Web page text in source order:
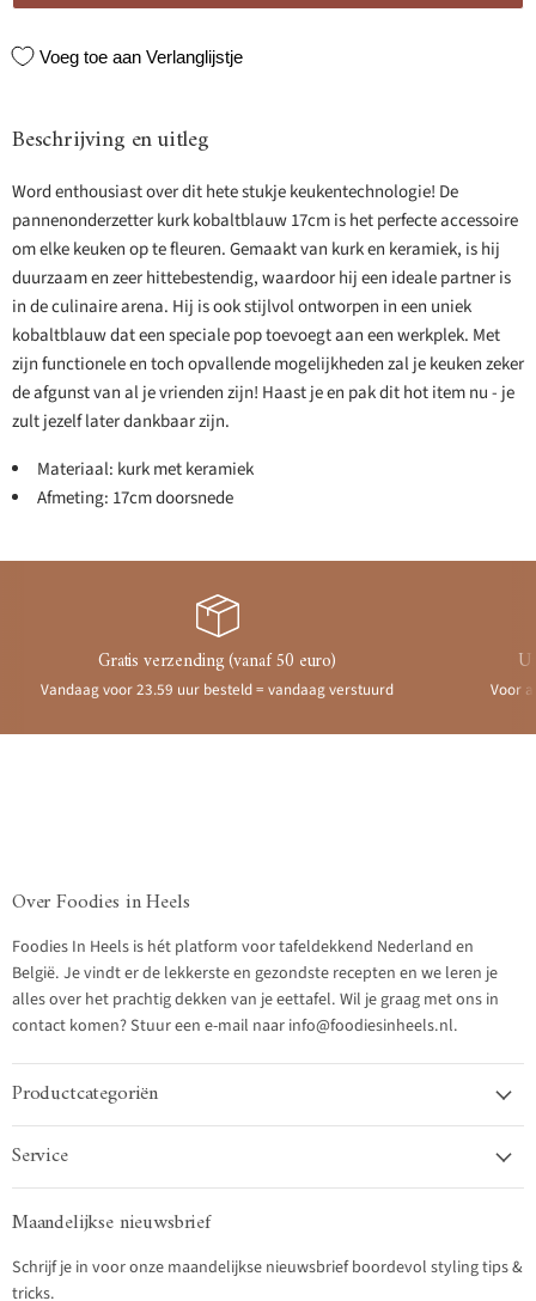
Voeg toe aan Verlanglijstje
Beschrijving en uitleg
Word enthousiast over dit hete stukje keukentechnologie! De
pannenonderzetter kurk kobaltblauw 17cm is het perfecte accessoire
om elke keuken op te fleuren. Gemaakt van kurk en keramiek, is hij
duurzaam en zeer hittebestendig, waardoor hij een ideale partner is
in de culinaire arena. Hij is ook stijlvol ontworpen in een uniek
kobaltblauw dat een speciale pop toevoegt aan een werkplek. Met
zijn functionele en toch opvallende mogelijkheden zal je keuken zeker
de afgunst van al je vrienden zijn! Haast je en pak dit hot item nu - je
zult jezelf later dankbaar zijn.
Materiaal: kurk met keramiek
Afmeting: 17cm doorsnede
Gratis verzending (vanaf 50 euro)
Vandaag voor 23.59 uur besteld = vandaag verstuurd Voor
Over Foodies in Heels
Foodies In Heels is hét platform voor tafeldekkend Nederland en
België. Je vindt er de lekkerste en gezondste recepten en we leren je
alles over het prachtig dekken van je eettafel. Wil je graag met ons in
contact komen? Stuur een e-mail naar info@foodiesinheels.nl.
Productcategoriën
Service
Maandelijkse nieuwsbrief
Schrijf je in voor onze maandelijkse nieuwsbrief boordevol styling tips &
tricks.